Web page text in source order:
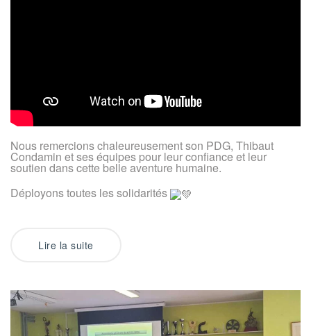
Nous remercions chaleureusement son PDG, Thibaut
Condamin et ses équipes pour leur confiance et leur
soutien dans cette belle aventure humaine.
Déployons toutes les solidarités
Lire la suite